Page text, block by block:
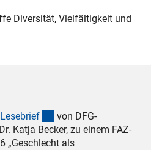
Diversität, Vielfältigkeit und
Lesebrief (Download)
von DFG-
Katja Becker, zu einem FAZ-
„Geschlecht als